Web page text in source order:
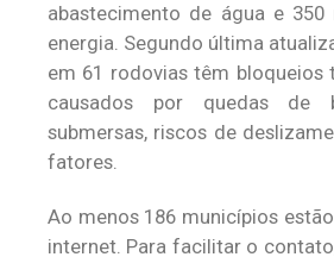
abastecimento de água e
energia. Segundo última
em 61 rodovias têm bloqueios
causados por quedas de
submersas, riscos de
fatores.
Ao menos 186 municípios
internet. Para facilitar o